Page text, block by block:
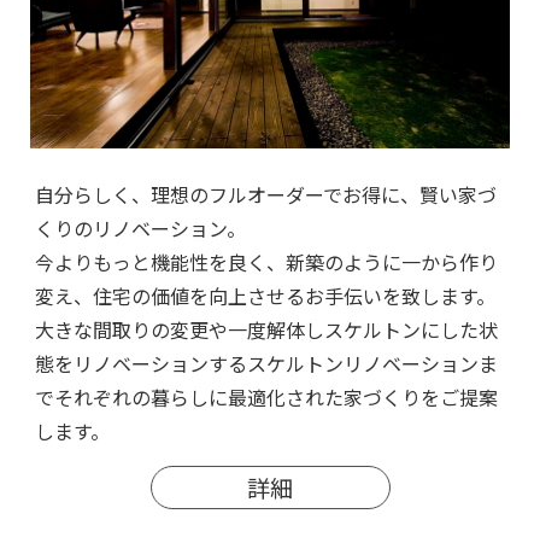
自分らしく、理想のフルオーダーでお得に、賢い家づ
くりのリノベーション。
今よりもっと機能性を良く、新築のように一から作り
変え、住宅の価値を向上させるお手伝いを致します。
大きな間取りの変更や一度解体しスケルトンにした状
態をリノベーションするスケルトンリノベーションま
でそれぞれの暮らしに最適化された家づくりをご提案
します。
詳細